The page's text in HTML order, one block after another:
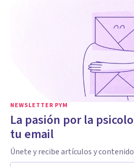
NEWSLETTER PYM
La pasión por la
tu email
Únete y recibe artículos y